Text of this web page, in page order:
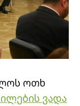
ოთხ
ვადა